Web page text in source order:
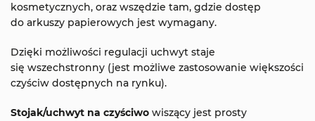
kosmetycznych, oraz wszędzie tam, gdzie dostęp
do arkuszy papierowych jest wymagany.
Dzięki możliwości regulacji uchwyt staje
się wszechstronny (jest możliwe zastosowanie większości
czyściw dostępnych na rynku).
Stojak/uchwyt na czyściwo wiszący jest prosty